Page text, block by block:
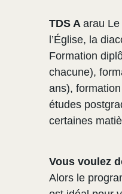
TDS A arau
l’Église, la
Formation
chacune),
ans),
études
certaines
Vous voulez
Alors le